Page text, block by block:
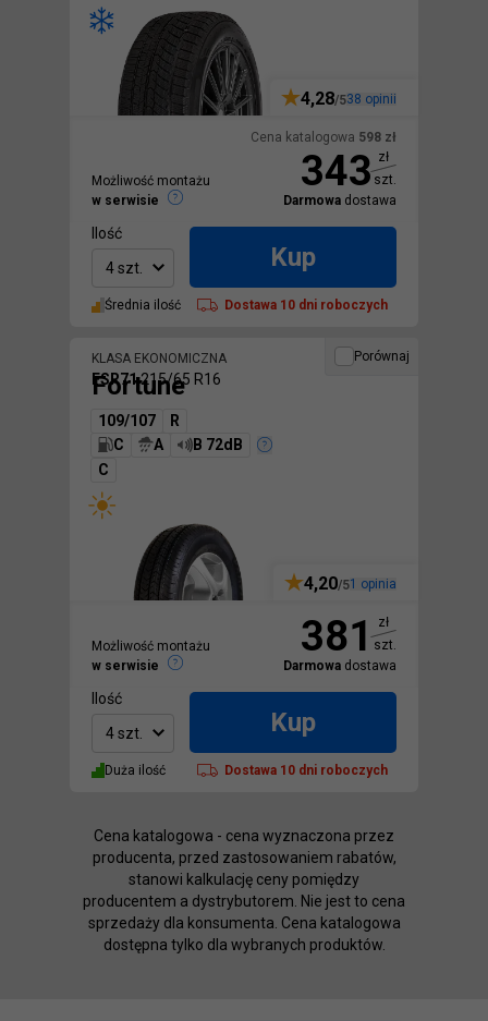
Cena katalogowa 598 zł
343 zł
szt.
Darmowa dostawa
4,28/538 opinii
Możliwość montażu
w serwisie
Ilość
4 szt.
Kup
Średnia ilość Dostawa 10 dni roboczych
Porównaj
KLASA EKONOMICZNA
Fortune
FSR71215/65 R16
109/107
R
C
A
B 72dB
C
381 zł
szt.
Darmowa dostawa
4,20/51 opinia
Możliwość montażu
w serwisie
Ilość
4 szt.
Kup
Duża ilość Dostawa 10 dni roboczych
Cena katalogowa - cena wyznaczona przez
producenta, przed zastosowaniem rabatów,
stanowi kalkulację ceny pomiędzy
producentem a dystrybutorem. Nie jest to cena
sprzedaży dla konsumenta. Cena katalogowa
dostępna tylko dla wybranych produktów.